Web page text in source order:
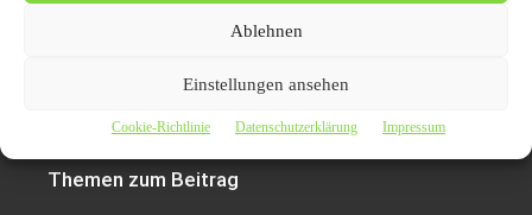
Ablehnen
Einstellungen ansehen
Cookie-Richtlinie Datenschutzerklärung Impressum
Marketing für Autohäuser
Themen zum Beitrag